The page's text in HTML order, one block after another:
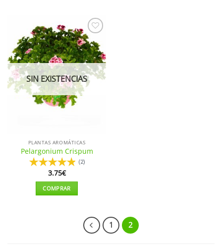
Añadir
a la
lista de
deseos
SIN EXISTENCIAS
PLANTAS AROMÁTICAS
Pelargonium Crispum
(2)
3.75€
COMPRAR
múltiples
1 2